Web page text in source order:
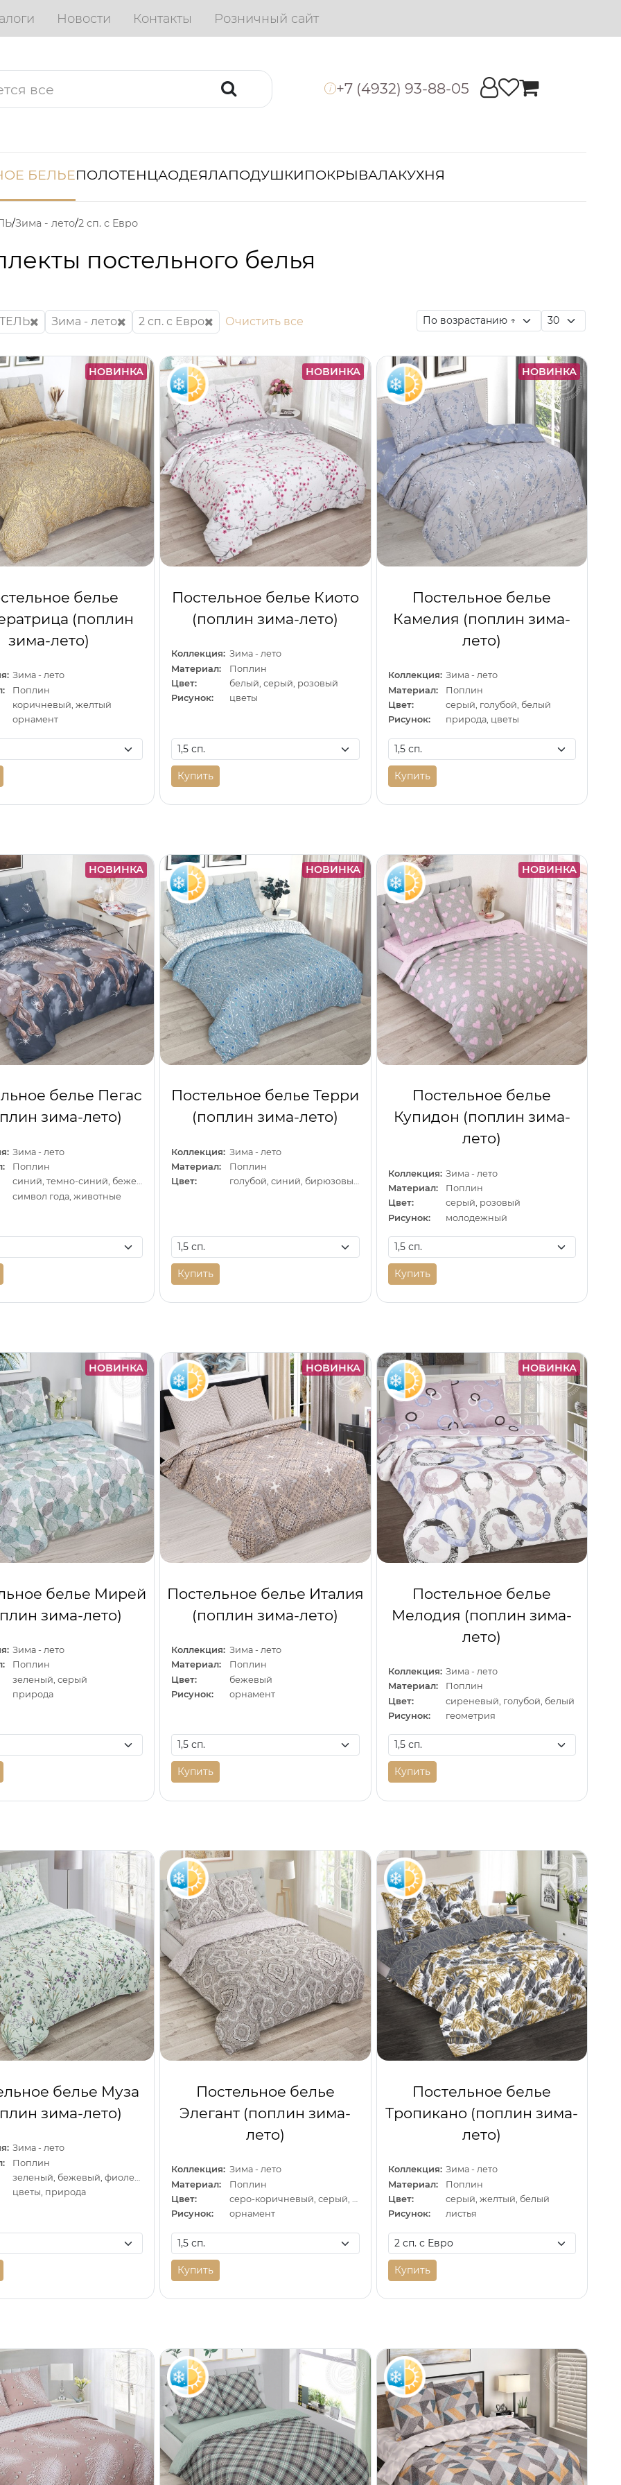
Новости Контакты Розничный сайт
i +7 (4932) 93-88-05
БЕЛЬЕПОЛОТЕНЦАОДЕЯЛАПОДУШКИПОКРЫВАЛАКУХНЯ
Зима - лето 2 сп. с Евро
постельного белья
Зима - лето 2 сп. с Евро Очистить все
НОВИНКА
белье
(поплин
зима-лето)
Зима - лето
Поплин
коричневый, желтый
орнамент
НОВИНКА
Постельное белье Киото
(поплин зима-лето)
Коллекция: Зима - лето
Материал:
Поплин
Цвет:
белый, серый, розовый
Рисунок:
цветы
Купить
НОВИНКА
Постельное белье
Камелия (поплин зима-
лето)
Коллекция: Зима - лето
Материал:
Поплин
Цвет:
серый, голубой, белый
Рисунок:
природа, цветы
Купить
НОВИНКА
белье Пегас
зима-лето)
Зима - лето
Поплин
синий, темно-синий, бежевый
символ года, животные
НОВИНКА
Постельное белье Терри
(поплин зима-лето)
Коллекция: Зима - лето
Материал:
Поплин
Цвет:
голубой, синий, бирюзовый
Купить
НОВИНКА
Постельное белье
Купидон (поплин зима-
лето)
Коллекция: Зима - лето
Материал:
Поплин
Цвет:
серый, розовый
Рисунок:
молодежный
Купить
НОВИНКА
белье Мирей
зима-лето)
Зима - лето
Поплин
зеленый, серый
природа
НОВИНКА
Постельное белье Италия
(поплин зима-лето)
Коллекция: Зима - лето
Материал:
Поплин
Цвет:
бежевый
Рисунок:
орнамент
Купить
НОВИНКА
Постельное белье
Мелодия (поплин зима-
лето)
Коллекция: Зима - лето
Материал:
Поплин
Цвет:
сиреневый, голубой, белый
Рисунок:
геометрия
Купить
белье Муза
зима-лето)
Зима - лето
Поплин
зеленый, бежевый, фиолетовый
цветы, природа
Постельное белье
Элегант (поплин зима-
лето)
Коллекция: Зима - лето
Материал:
Поплин
Цвет:
серо-коричневый, серый, коричневый
Рисунок:
орнамент
Купить
Постельное белье
Тропикано (поплин зима-
лето)
Коллекция: Зима - лето
Материал:
Поплин
Цвет:
серый, желтый, белый
Рисунок:
листья
Купить